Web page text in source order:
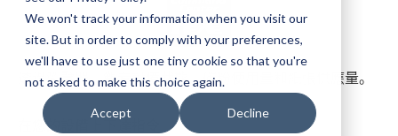
We won't track your information when you visit our
site. But in order to comply with your preferences,
we'll have to use just one tiny cookie so that you're
not asked to make this choice again.
Accept Decline
透過瀏覽器，觀看設備狀態、碳粉使用量和紙張供應量。
在您的設備上下達指令